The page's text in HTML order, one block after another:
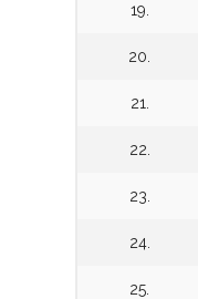
19.
20.
21.
22.
23.
24.
25.